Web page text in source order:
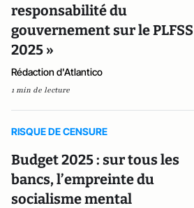
responsabilité du
gouvernement sur le PLFSS
2025 »
Rédaction d'Atlantico
1 min de lecture
RISQUE DE CENSURE
Budget 2025 : sur tous les
bancs, l’empreinte du
socialisme mental